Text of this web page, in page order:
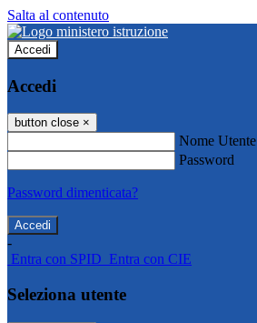
Salta al contenuto
Accedi
Accedi
button close ×
Nome Utente
Password
Password dimenticata?
-
Entra con SPID Entra con CIE
Seleziona utente